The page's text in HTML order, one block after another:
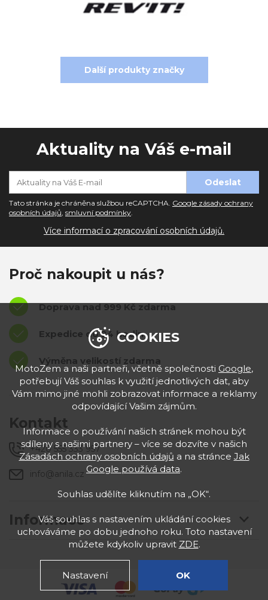
Další produkty značky
Aktuality na Váš e-mail
Tato stránka je chráněna službou reCAPTCHA. Google zásady ochrany
osobních údajů smluvní podmínky
Více informací o zpracování osobních údajů.
Proč nakoupit u nás?
Doprava nad 999 Kč zdarma
Expedice do 24 hodin
Výměna velikostí zdarma
Informace
Kontakt
+420 555 333 957
info@anila.cz
COOKIES
MotoZem a naši partneři, včetně společnosti Google,
potřebují Váš souhlas k využití jednotlivých dat, aby
Vám mimo jiné mohli zobrazovat informace a reklamy
odpovídající Vašim zájmům.
Informace o používání našich stránek mohou být
sdíleny s našimi partnery – více se dozvíte v našich
Zásadách ochrany osobních údajů a na stránce Jak
Google používá data.
Souhlas udělíte kliknutím na „OK“.
Váš souhlas s nastavením ukládání cookies
uchováváme po dobu jednoho roku. Toto nastavení
můžete kdykoliv upravit ZDE.
Nastavení OK